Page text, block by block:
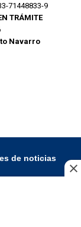
71448833-9
TRÁMITE
Navarro
de noticias